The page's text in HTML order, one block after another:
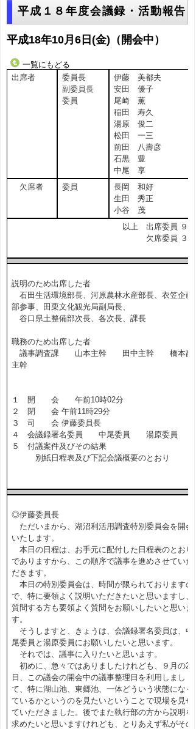
平成１８年度会議録・活動報告
平成18年10月6日(金)（開会中）
一覧にもどる
出席者
委員長
副委員長
委員
伊藤 美都夫
安田 優子
尾崎 薫
稲田 寿久
湯原 俊二
松田 一三
前田 八壽彦
石黒 豊
中尾 享
欠席者
委員
長岡 和好
生田 秀正
小谷 茂
以上 出席委員 ９名
欠席委員 ３名
説明のため出席した者
石田生活環境部長、河原農林水産部長、衣笠企画
部参事、田栗文化観光局副局長、
谷口県土整備部次長、各次長、課長
職務のため出席した者
議事調査課 山本主幹 田中主幹 橋本副
主幹
１ 開 会 午前10時02分
２ 閉 会 午前11時29分
３ 司 会 伊藤委員長
４ 会議録署名委員 中尾委員 湯原委員
５ 付議案件及びその結果
別紙日程表及び下記会議概要のとおり
◎伊藤委員長
ただいまから、湖沼利活用調査特別委員会を開会
いたします。
本日の日程は、お手元に配付した日程表のとおり
でありますから、この順序で議事を進めさせていた
だきます。
本日の特別委員会は、時間が限られておりますの
で、特に要領よく説明いただきたいと思いますし、
質問する方も要領よく質問をお願いしたいと思いま
す。
そうしますと、きょうは、会議録署名委員は、中
尾委員と湯原委員にお願いしたいと思います。
それでは、議事に入りたいと思います。
初めに、急々ではありましたけれども、９月の21
日、この議会の開会中の議事整理日を利用しまし
て、特に湖山池、東郷池、一体どういう状態になっ
ているかというのを見たいということで現場を見せ
ていただきました。後でまた執行部の方から説明を
求めたいと思いますけれども、とりあえず私がその